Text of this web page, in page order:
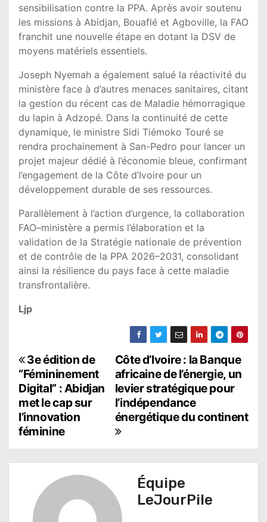
sensibilisation contre la PPA. Après avoir soutenu
les missions à Abidjan, Bouaflé et Agboville, la FAO
franchit une nouvelle étape en dotant la DSV de
moyens matériels essentiels.
Joseph Nyemah a également salué la réactivité du
ministère face à d’autres menaces sanitaires, citant
la gestion du récent cas de Maladie hémorragique
du lapin à Adzopé. Dans la continuité de cette
dynamique, le ministre Sidi Tiémoko Touré se
rendra prochainement à San-Pedro pour lancer un
projet majeur dédié à l’économie bleue, confirmant
l’engagement de la Côte d’Ivoire pour un
développement durable de ses ressources.
Parallèlement à l’action d’urgence, la collaboration
FAO–ministère a permis l’élaboration et la
validation de la Stratégie nationale de prévention
et de contrôle de la PPA 2026–2031, consolidant
ainsi la résilience du pays face à cette maladie
transfrontalière.
Ljp
N
a
v
i
Côte d’Ivoire : la Banque
africaine de l’énergie, un
levier stratégique pour
l’indépendance
énergétique du continent
3e édition de
“Fémininement
Digital” : Abidjan
met le cap sur
l’innovation
féminine
Équipe
LeJourPile